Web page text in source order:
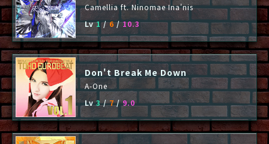
Camellia ft. Ninomae Ina'nis
Lv1/6/10.3
Don't Break Me Down
A-One
Lv3/7/9.0